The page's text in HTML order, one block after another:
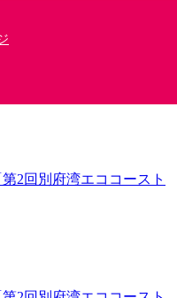
2回別府湾エココースト